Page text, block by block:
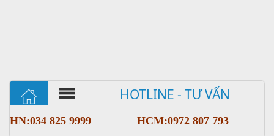
HOTLINE - TƯ VẤN
HN:034 825 9999 HCM:0972 807 793